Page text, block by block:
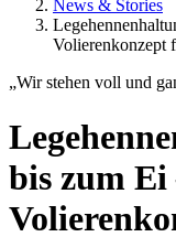
News & Stories
Volierenkonzept
„Wir stehen voll und
bis zum Ei